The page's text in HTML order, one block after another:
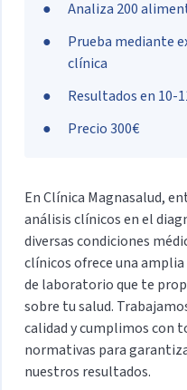
Analiza 200
Prueba mediante
clínica
Resultados en 10-
Precio 300€
En Clínica Magnasalud,
análisis clínicos en el
diversas condiciones
clínicos ofrece una amplia
de laboratorio que te
sobre tu salud.
calidad y cumplimos con
normativas para
nuestros resultados.